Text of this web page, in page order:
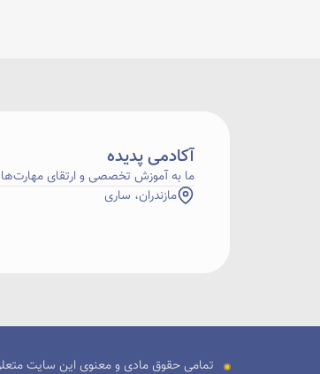
آکادمی پدیده
ما به آموزش تخصصی و ارتقای
مازندران، ساری
تمامی حقوق مادی و معنوی این سایت